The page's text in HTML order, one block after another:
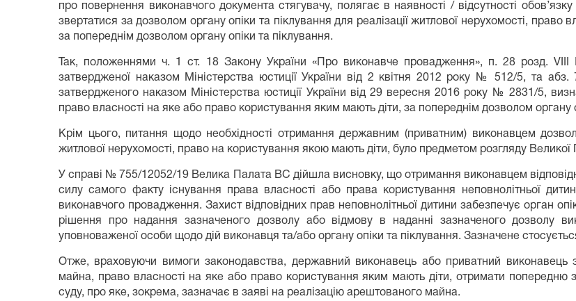
про повернення виконавчого документа стягувачу, полягає в наявності / відсутності
звертатися за дозволом органу опіки та піклування для реалізації житлової нерухомості,
за попереднім дозволом органу опіки та піклування.
Так, положеннями ч. 1 ст. 18 Закону України «Про виконавче провадження», п. 28 розд. VIII
затвердженої наказом Міністерства юстиції України від 2 квітня 2012 року № 512/5, та
затвердженого наказом Міністерства юстиції України від 29 вересня 2016 року № 2831/5,
право власності на яке або право користування яким мають діти, за попереднім дозволом органу
Крім цього, питання щодо необхідності отримання державним (приватним) виконавцем
житлової нерухомості, право на користування якою мають діти, було предметом розгляду
У справі № 755/12052/19 Велика Палата ВС дійшла висновку, що отримання виконавцем
силу самого факту існування права власності або права користування неповнолітньої
виконавчого провадження. Захист відповідних прав неповнолітньої дитини забезпечує орган
рішення про надання зазначеного дозволу або відмову в наданні зазначеного дозволу
уповноваженої особи щодо дій виконавця та/або органу опіки та піклування. Зазначене
Отже, враховуючи вимоги законодавства, державний виконавець або приватний виконавець
майна, право власності на яке або право користування яким мають діти, отримати попередню
суду, про яке, зокрема, зазначає в заяві на реалізацію арештованого майна.